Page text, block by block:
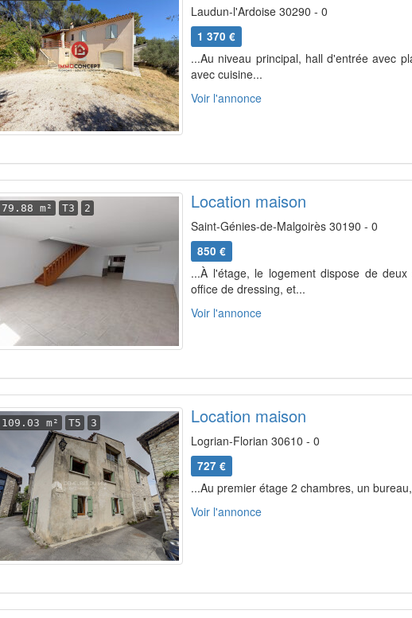
Laudun-l'Ardoise 30290 - 0
1 370 €
...Au niveau principal, hall d'entrée avec
avec cuisine...
Voir l'annonce
79.88 m² T3 2 Location maison
Saint-Génies-de-Malgoirès 30190 - 0
850 €
...À l'étage, le logement dispose de
office de dressing, et...
Voir l'annonce
109.03 m² T5 3 Location maison
Logrian-Florian 30610 - 0
727 €
...Au premier étage 2 chambres, un
Voir l'annonce